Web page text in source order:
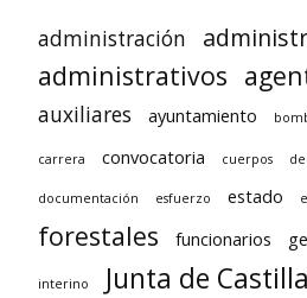
administración
administrativos
auxiliares
ayuntamiento
carrera convocatoria cuerpos
documentación esfuerzo estado
forestales funcionarios
interino Junta de